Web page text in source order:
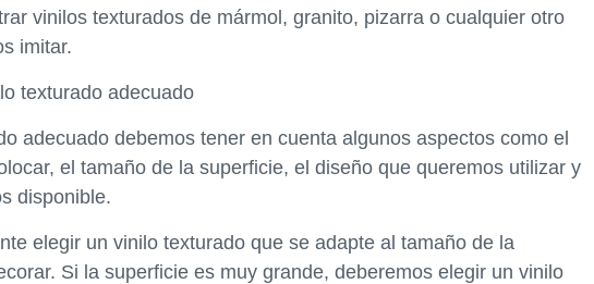
vinilos texturados de mármol, granito, pizarra o cualquier otro
imitar.
texturado adecuado
adecuado debemos tener en cuenta algunos aspectos como el
el tamaño de la superficie, el diseño que queremos utilizar y
disponible.
elegir un vinilo texturado que se adapte al tamaño de la
Si la superficie es muy grande, deberemos elegir un vinilo